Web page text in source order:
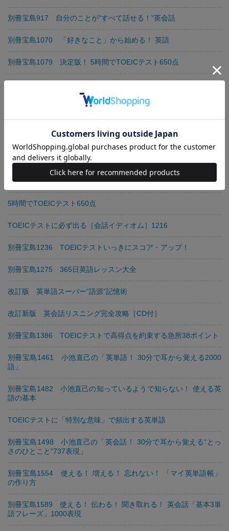
別冊宝島917 自分のことが“すべて話せる！”英会話
別冊宝島1070 「好きなこと」から始める！ 英語
別冊宝島1079 決定版！ 5時間でTOEICテスト650点
別冊宝島1124 使える！ 英語 超・速効「単語は耳でつかむ」改訂
別冊宝島 増補・改訂版 英語で“なんて”言うんだろう!? 付録CD付
英単語スーパー“語源”記憶術
別冊宝島1204 5時間で「英文法」いっきにやり直し！
5時間でTOEICテスト650点
TOEICテストに必ず出る［会話イディオム］1216
別冊宝島1236 TOEICテストいっきにスコア・アップ！
別冊宝島1275 365日英語レッスン大全
改訂版 英単語スーパー“語源”記憶術
改訂新版 英会話リスニング完全攻略［CD付］
別冊宝島1386 TOEICテストで高得点を約束する急所38ポイント
別冊宝島1461 小池直己の「英単語！ 30分で耳から覚える2000
語」
別冊宝島1482 小池直己の知っているようで知らない！ 使える英
語の基本
TOEICテストに「特別な意味」で頻出する英単語
別冊宝島1498 小池直己の「英会話！ 30分で耳から覚える“とっ
さのひとこと”737表現」
別冊宝島1554 使える！ 増える！ 忘れない！ 「マイ英単語帳」
の作り方
別冊宝島1589 使える！ 伝わる！ 聞き取れる！ 英会話「基本3単
語フレーズ」1000表現